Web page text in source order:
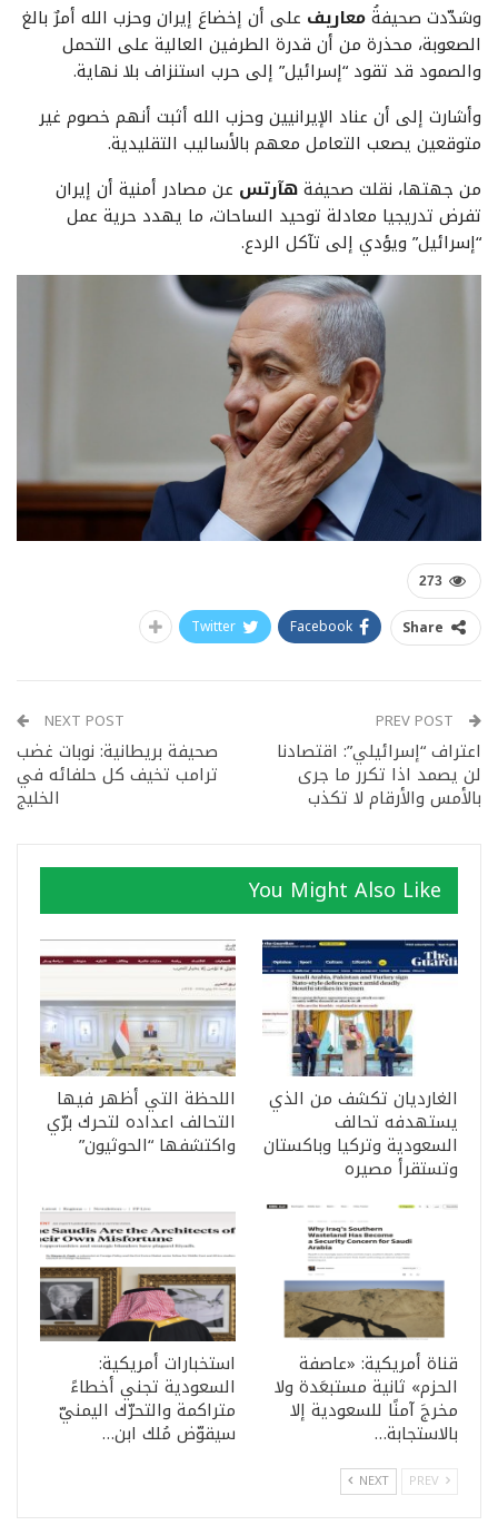
وشدّدت صحيفةُمعاريف على أن إخضاعَ إيران وحزب الله أمرٌ بالغ
الصعوبة، محذرة من أن قدرة الطرفين العالية على التحمل
والصمود قد تقود “إسرائيل” إلى حرب استنزاف بلا نهاية.
وأشارت إلى أن عناد الإيرانيين وحزب الله أثبت أنهم خصوم غير
متوقعين يصعب التعامل معهم بالأساليب التقليدية.
من جهتها، نقلت صحيفةهآرتس عن مصادر أمنية أن إيران
تفرض تدريجيا معادلة توحيد الساحات، ما يهدد حرية عمل
“إسرائيل” ويؤدي إلى تآكل الردع.
273
Share
Facebook
Twitter
اعتراف “إسرائيلي”: اقتصادنا
لن يصمد اذا تكرر ما جرى
بالأمس والأرقام لا تكذب
NEXT POST
صحيفة بريطانية: نوبات غضب
ترامب تخيف كل حلفائه في
الخليج
You Might Also Like
الغارديان تكشف من الذي
يستهدفه تحالف
السعودية وتركيا وباكستان
وتستقرأ مصيره
اللحظة التي أظهر فيها
التحالف اعداده لتحرك برّي
واكتشفها “الحوثيون”
قناة أمريكية: «عاصفة
الحزم» ثانية مستبعَدة ولا
مخرجَ آمنًا للسعودية إلا
بالاستجابة…
استخبارات أمريكية:
السعودية تجني أخطاءً
متراكمة والتحرّك اليمنيّ
سيقوّض مُلك ابن…
NEXT